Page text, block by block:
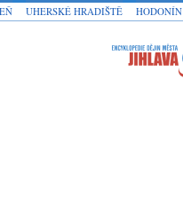
HODONÍN
UHERSKÉ HRADIŠTĚ